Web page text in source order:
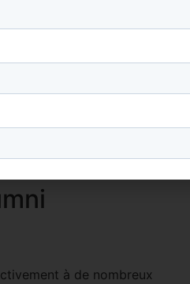
à de nombreux